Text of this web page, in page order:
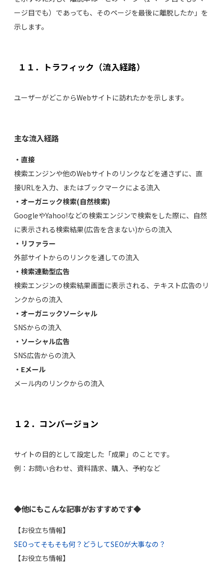
ージ目でも）であっても、そのページを最後に離脱したか」を
示します。
１１．トラフィック（流入経路）
ユーザーがどこからWebサイトに訪れたかを示します。
主な流入経路
・直接
検索エンジンや他のWebサイトのリンクなどを通さずに、直
接URLを入力、またはブックマークによる流入
・オーガニック検索(自然検索)
GoogleやYahoo!などの検索エンジンで検索をした際に、自然
に表示される検索結果(広告を含まない)からの流入
・リファラー
外部サイトからのリンクを通しての流入
・検索連動型広告
検索エンジンの検索結果画面に表示される、テキスト広告のリ
ンクからの流入
・オーガニックソーシャル
SNSからの流入
・ソーシャル広告
SNS広告からの流入
・Eメール
メール内のリンクからの流入
１２．コンバージョン
サイトの目的として設定した「成果」のことです。
例：お問い合わせ、資料請求、購入、予約など
◆他にもこんな記事がおすすめです◆
【お役立ち情報】
SEOってそもそも何？どうしてSEOが大事なの？
【お役立ち情報】